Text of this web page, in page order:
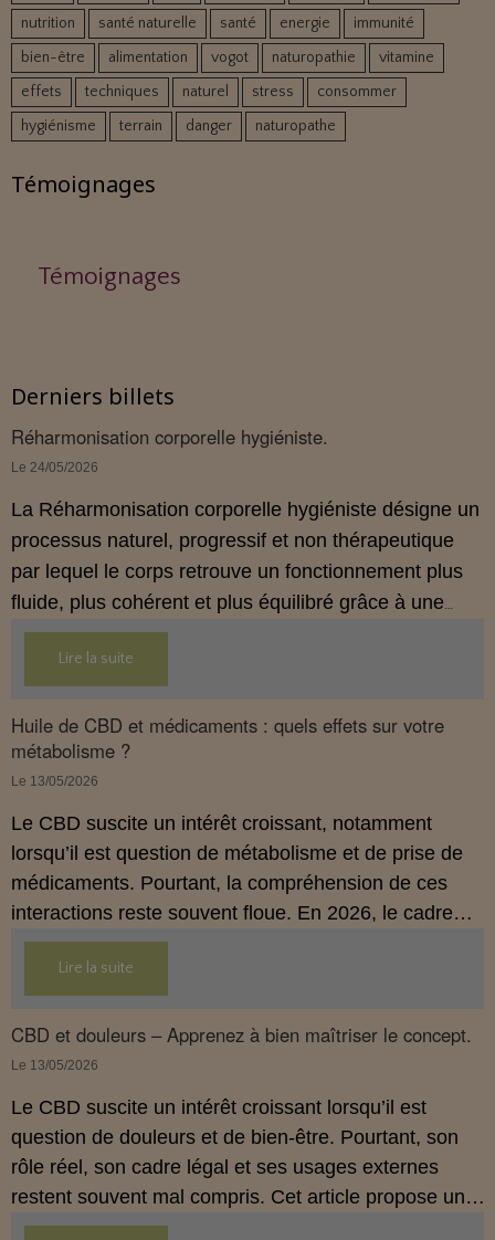
nutrition
santé naturelle santé energie
immunité
bien-être
alimentation vogot naturopathie
vitamine
effets
techniques naturel stress
consommer
hygiénisme
terrain danger naturopathe
Témoignages
Témoignages
Derniers billets
Réharmonisation corporelle hygiéniste.
Le 24/05/2026
La Réharmonisation corporelle hygiéniste désigne un
processus naturel, progressif et non thérapeutique
par lequel le corps retrouve un fonctionnement plus
fluide, plus cohérent et plus équilibré grâce à une
hygiène de vie adaptée.
Lire la suite
Huile de CBD et médicaments : quels effets sur votre
métabolisme ?
Le 13/05/2026
Le CBD suscite un intérêt croissant, notamment
lorsqu’il est question de métabolisme et de prise de
médicaments. Pourtant, la compréhension de ces
interactions reste souvent floue. En 2026, le cadre
légal français impose des règles strictes : seuls les
usages externes du CBD sont autorisés. Cet article
propose une mise au point claire et accessible pour
comprendre comment le CBD s’inscrit dans une
démarche de prévention, sans ingestion et sans
Lire la suite
CBD et douleurs – Apprenez à bien maîtriser le concept.
Le 13/05/2026
Le CBD suscite un intérêt croissant lorsqu’il est
question de douleurs et de bien‑être. Pourtant, son
rôle réel, son cadre légal et ses usages externes
restent souvent mal compris. Cet article propose une
mise au point claire, moderne et conforme à la